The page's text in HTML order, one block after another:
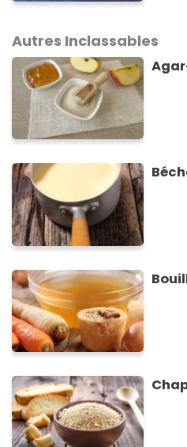
Autres Inclassables